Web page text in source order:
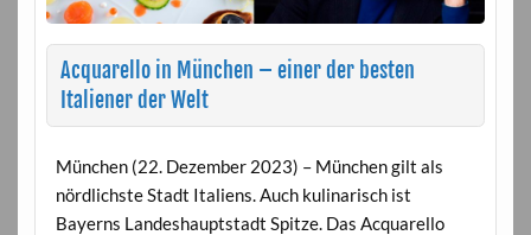
Acquarello in München – einer der besten
Italiener der Welt
München (22. Dezember 2023) – München gilt als
nördlichste Stadt Italiens. Auch kulinarisch ist
Bayerns Landeshauptstadt Spitze. Das Acquarello